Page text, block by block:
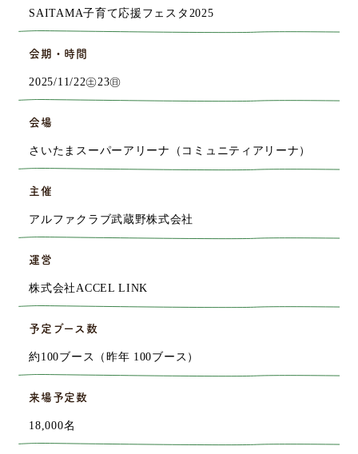
SAITAMA子育て応援フェスタ2025
会期・時間
2025/11/22㊏23㊐
会場
さいたまスーパーアリーナ（コミュニティアリーナ）
主催
アルファクラブ武蔵野株式会社
運営
株式会社ACCEL LINK
予定ブース数
約100ブース（昨年 100ブース）
来場予定数
18,000名